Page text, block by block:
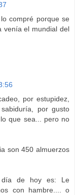
compré porque se
venía el mundial del
por estupidez,
por gusto
que sea... pero no
son 450 almuerzos
día de hoy es: Le
con hambre.... o